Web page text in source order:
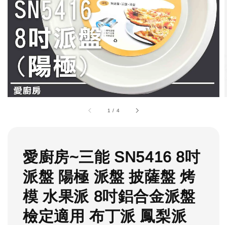
1 / 4
愛廚房~三能 SN5416 8吋
派盤 陽極 派盤 披薩盤 烤
模 水果派 8吋鋁合金派盤
檢定適用 布丁派 鳳梨派